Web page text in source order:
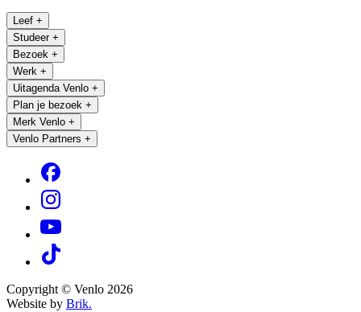
Leef +
Studeer +
Bezoek +
Werk +
Uitagenda Venlo +
Plan je bezoek +
Merk Venlo +
Venlo Partners +
Copyright © Venlo 2026
Website by Brik.